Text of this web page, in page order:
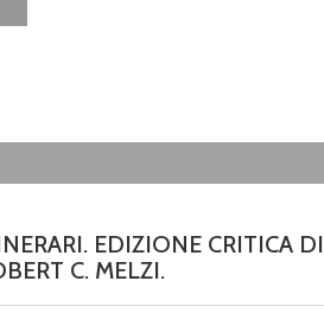
EDIZIONE CRITICA DI
C. MELZI.